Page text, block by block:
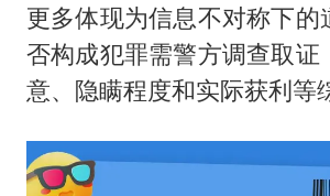
更多体现为信息不对称下的
否构成犯罪需警方调查取证
意、隐瞒程度和实际获利等